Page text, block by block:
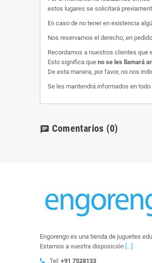
estos lugares se solicitará
En caso de no tener en existencia
Nos reservamos el derecho, en
Recordamos a nuestros clientes que
Esto significa que no se les llamará
De esta manera, por favor, no nos
Se les mantendrá informados en
chat Comentarios (0)
Engorengo es una tienda de juguetes
Estamos a vuestra disposición [...]
Tel: +91 7528133